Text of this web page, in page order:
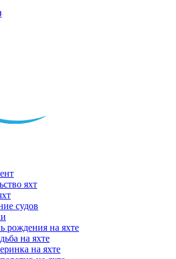
яхт
судов
рождения на яхте
на яхте
на яхте